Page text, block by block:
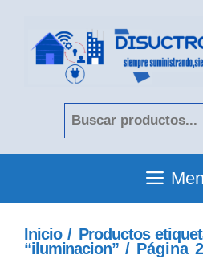
Inicio/ Productos
“iluminacion”/ Página